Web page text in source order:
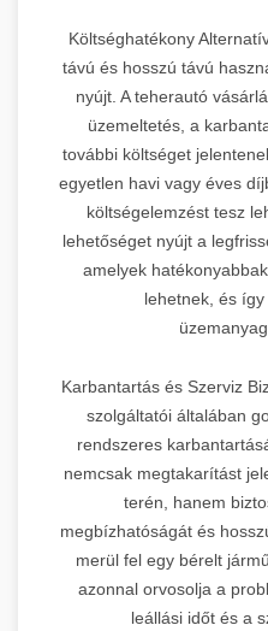
Költséghatékony
távú és hosszú távú
nyújt. A teherautó
üzemeltetés, a
további költséget
egyetlen havi vagy éves
költségelemzést tesz
lehetőséget nyújt a
amelyek
lehetnek, és
Karbantartás és Szerviz
szolgáltatói általában
rendszeres
nemcsak megtakarítást
terén, hanem
megbízhatóságát és
merül fel egy bérelt
azonnal orvosolja a
leállási időt és a